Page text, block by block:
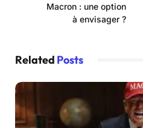
Macron : une option
à envisager ?
Related Posts